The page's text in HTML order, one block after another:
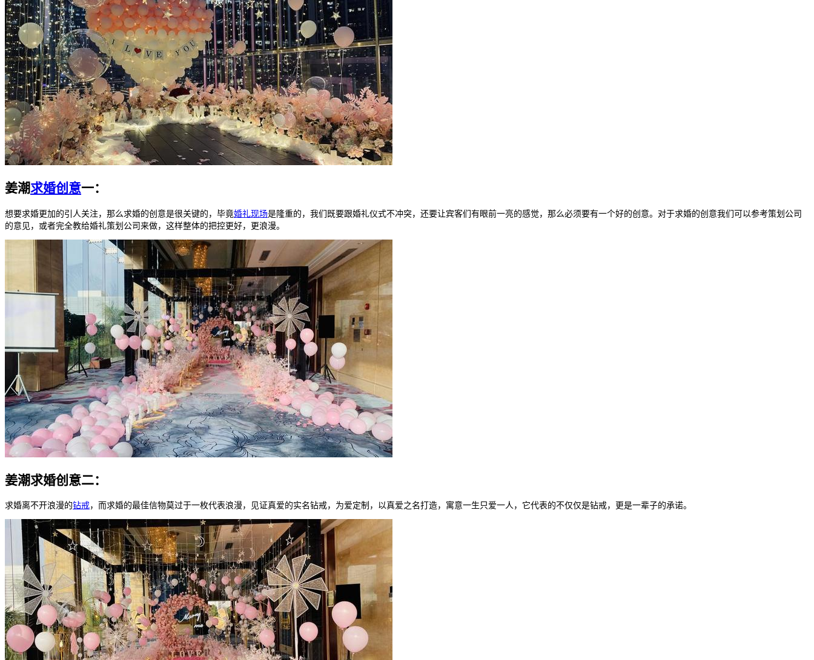
姜潮求婚创意一：
想要求婚更加的引人关注，那么求婚的创意是很关键的，毕竟婚礼现场是隆重的，我们既要跟婚礼仪式不冲突，还要让宾客们有眼前一亮的感觉，那么必须要有一个好的创意。对于求婚的创意我们可以参考策划公司
的意见，或者完全教给婚礼策划公司来做，这样整体的把控更好，更浪漫。
姜潮求婚创意二：
求婚离不开浪漫的钻戒，而求婚的最佳信物莫过于一枚代表浪漫，见证真爱的实名钻戒，为爱定制，以真爱之名打造，寓意一生只爱一人，它代表的不仅仅是钻戒，更是一辈子的承诺。